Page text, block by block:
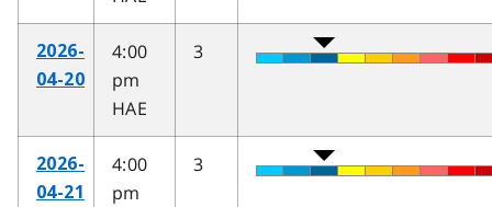
2026-
04-20
4:00
pm
HAE
3
2026-
04-21
4:00
pm
3